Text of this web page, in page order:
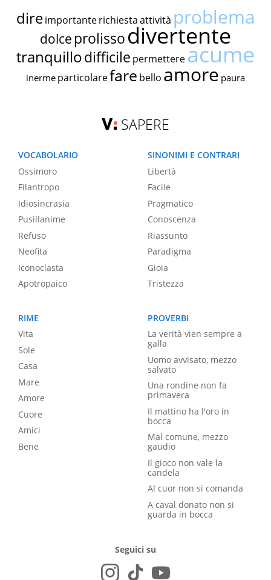
dire importante richiestaattività problema
dolce prolissodivertente
tranquillodifficile permettereacume
inerme particolarefare bello amore paura
SAPERE
VOCABOLARIO
Ossimoro
Filantropo
Idiosincrasia
Pusillanime
Refuso
Neofita
Iconoclasta
Apotropaico
SINONIMI E CONTRARI
Libertà
Facile
Pragmatico
Conoscenza
Riassunto
Paradigma
Gioia
Tristezza
RIME
Vita
Sole
Casa
Mare
Amore
Cuore
Amici
Bene
PROVERBI
La verità vien sempre a
galla
Uomo avvisato, mezzo
salvato
Una rondine non fa
primavera
Il mattino ha l'oro in
bocca
Mal comune, mezzo
gaudio
Il gioco non vale la
candela
Al cuor non si comanda
A caval donato non si
guarda in bocca
Seguici su